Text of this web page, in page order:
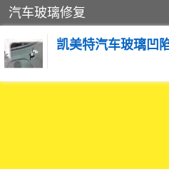
汽车玻璃修复
凯美特汽车玻璃凹